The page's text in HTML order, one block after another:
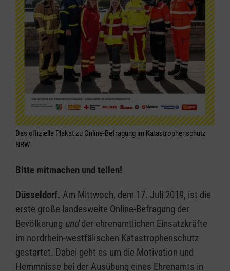
Das offizielle Plakat zu Online-Befragung im Katastrophenschutz
NRW
Bitte mitmachen und teilen!
Düsseldorf. Am Mittwoch, dem 17. Juli 2019, ist die
erste große landesweite Online-Befragung der
Bevölkerung undder ehrenamtlichen Einsatzkräfte
im nordrhein-westfälischen Katastrophenschutz
gestartet. Dabei geht es um die Motivation und
Hemmnisse bei der Ausübung eines Ehrenamts in